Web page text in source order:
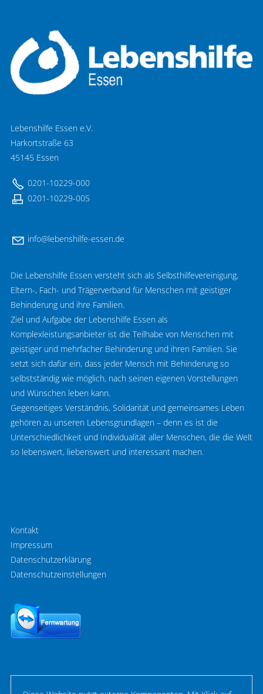
Lebenshilfe Essen e.V.
Harkortstraße 63
45145 Essen
0201-10229-000
0201-10229-005
nf l b nsh lf - ss nd
Die Lebenshilfe Essen versteht sich als Selbsthilfevereinigung,
Eltern-, Fach- und Trägerverband für Menschen mit geistiger
Behinderung und ihre Familien.
Ziel und Aufgabe der Lebenshilfe Essen als
Komplexleistungsanbieter ist die Teilhabe von Menschen mit
geistiger und mehrfacher Behinderung und ihren Familien. Sie
setzt sich dafür ein, dass jeder Mensch mit Behinderung so
selbstständig wie möglich, nach seinen eigenen Vorstellungen
und Wünschen leben kann.
Gegenseitiges Verständnis, Solidarität und gemeinsames Leben
gehören zu unseren Lebensgrundlagen – denn es ist die
Unterschiedlichkeit und Individualität aller Menschen, die die Welt
so lebenswert, liebenswert und interessant machen.
Kontakt
Impressum
Datenschutzerklärung
Datenschutzeinstellungen